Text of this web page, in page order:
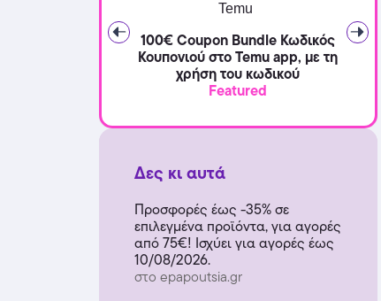
Temu
100€ Coupon Bundle Κωδικός
Κουπονιού στο Temu app, με τη
χρήση του κωδικού
Featured
Δες κι αυτά
Προσφορές έως -35% σε
επιλεγμένα προϊόντα, για αγορές
από 75€! Ισχύει για αγορές έως
10/08/2026.
στο epapoutsia.gr